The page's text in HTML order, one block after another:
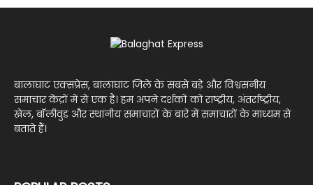
बालाघाट एक्सप्रेस, बालाघाट जिले के सबसे बड़े और विश्वसनीय
समाचार केंद्रों में से एक है। हम अपने दर्शकों को राष्ट्रीय, अंतर्राष्ट्रीय,
खेल, बॉलीवुड और स्थानीय समाचारों के बारे में समाचारों के माध्यम से
बताते हैं।